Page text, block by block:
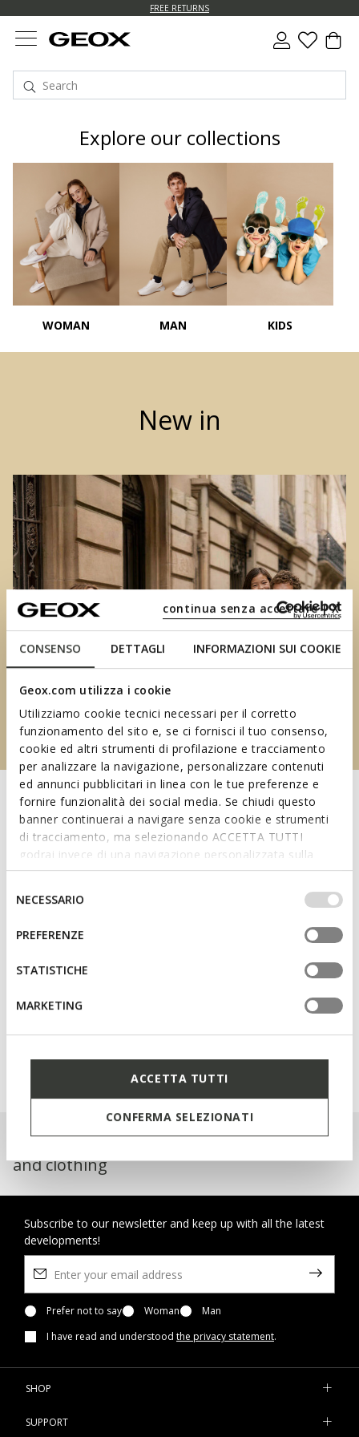
CONSENSO DETTAGLI INFORMAZIONI SUI COOKIE
Geox.com utilizza i cookie
Utilizziamo cookie tecnici necessari per il corretto
funzionamento del sito e, se ci fornisci il tuo consenso,
cookie ed altri strumenti di profilazione e tracciamento
per analizzare la navigazione, personalizzare contenuti
ed annunci pubblicitari in linea con le tue preferenze e
fornire funzionalità dei social media. Se chiudi questo
banner continuerai a navigare senza cookie e strumenti
di tracciamento, ma selezionando ACCETTA TUTTI
godrai invece di una navigazione personalizzata sulla
base dei tuoi gusti ed interessi. Selezionando
IMPOSTAZIONI potrai anche scegliere quali cookies ed
altri strumenti di tracciamento autorizzare. Per maggiori
informazioni o per modificare in qualsiasi momento le
tue impostazioni, visita la nostra
consenso
NECESSARIO
PREFERENZE
STATISTICHE
MARKETING
ACCETTA TUTTI
CONFERMA SELEZIONATI
continua senza accettare | X
FREE RETURNS
Explore our collections
WOMAN MAN KIDS
New in
Geox Respira™: breathable footwear
and clothing
Subscribe to our newsletter and keep up with all the latest
developments!
Prefer not to say Woman
Man
I have read and understood the privacy statement.
SHOP
SUPPORT